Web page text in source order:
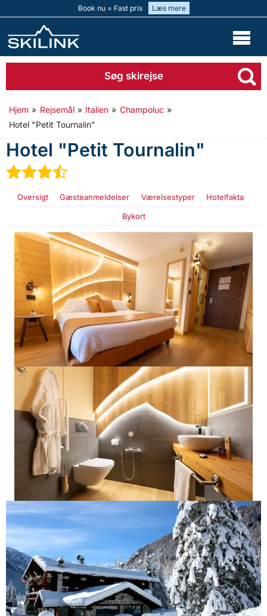
Book nu = Fast pris Læs mere
Søg skirejse
Hjem » Rejsemål » Italien » Champoluc »
Hotel "Petit Tournalin"
Hotel "Petit Tournalin"
★★★
Oversigt Gæsteanmeldelser Værelsestyper
Hotelfakta
Bykort